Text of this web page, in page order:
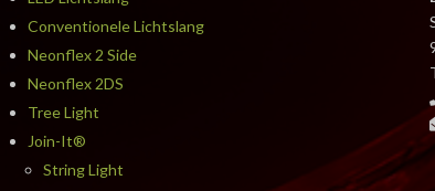
Conventionele Lichtslang
Neonflex 2 Side
Neonflex 2DS
Tree Light
Join-It®
String Light